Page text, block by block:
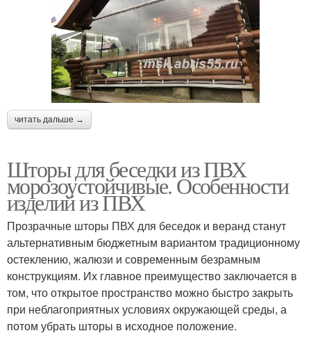
читать дальше →
Шторы для беседки из ПВХ
морозоустойчивые. Особенности
изделий из ПВХ
Прозрачные шторы ПВХ для беседок и веранд станут
альтернативным бюджетным вариантом традиционному
остеклению, жалюзи и современным безрамным
конструкциям. Их главное преимущество заключается в
том, что открытое пространство можно быстро закрыть
при неблагоприятных условиях окружающей среды, а
потом убрать шторы в исходное положение.